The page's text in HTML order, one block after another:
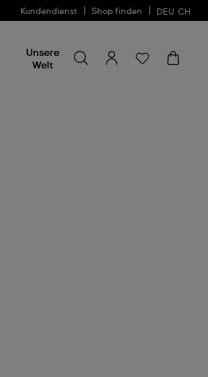
Kundendienst Shop finden DEU CH
Unsere
Welt
etwas
suchen